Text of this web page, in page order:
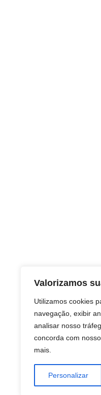
Valorizamos
Utilizamos cookies
navegação, exibir
analisar nosso
concorda com
mais.
Personalizar